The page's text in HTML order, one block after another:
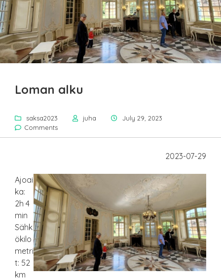
Loman alku
saksa2023 juha
July 29, 2023
Comments
2023-07-29
Ajoai
ka:
2h 4
min
Sähk
ökilo
metri
t: 52
km